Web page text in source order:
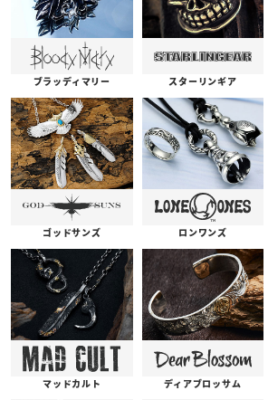
ブラッディマリー スターリンギア
ゴッドサンズ ロンワンズ
マッドカルト ディアブロッサム